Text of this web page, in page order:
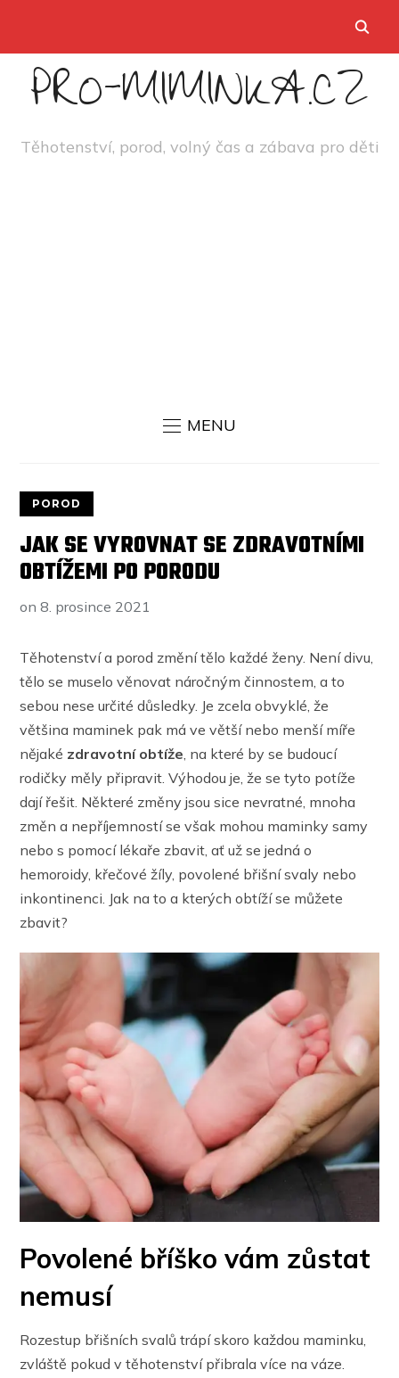
PRO-MIMINKA.CZ
Těhotenství, porod, volný čas a zábava pro děti
MENU
POROD
JAK SE VYROVNAT SE ZDRAVOTNÍMI
OBTÍŽEMI PO PORODU
on8. prosince 2021
Těhotenství a porod změní tělo každé ženy. Není divu,
tělo se muselo věnovat náročným činnostem, a to
sebou nese určité důsledky. Je zcela obvyklé, že
většina maminek pak má ve větší nebo menší míře
nějaké zdravotní obtíže, na které by se budoucí
rodičky měly připravit. Výhodou je, že se tyto potíže
dají řešit. Některé změny jsou sice nevratné, mnoha
změn a nepříjemností se však mohou maminky samy
nebo s pomocí lékaře zbavit, ať už se jedná o
hemoroidy, křečové žíly, povolené břišní svaly nebo
inkontinenci. Jak na to a kterých obtíží se můžete
zbavit?
Povolené bříško vám zůstat
nemusí
Rozestup břišních svalů trápí skoro každou maminku,
zvláště pokud v těhotenství přibrala více na váze.